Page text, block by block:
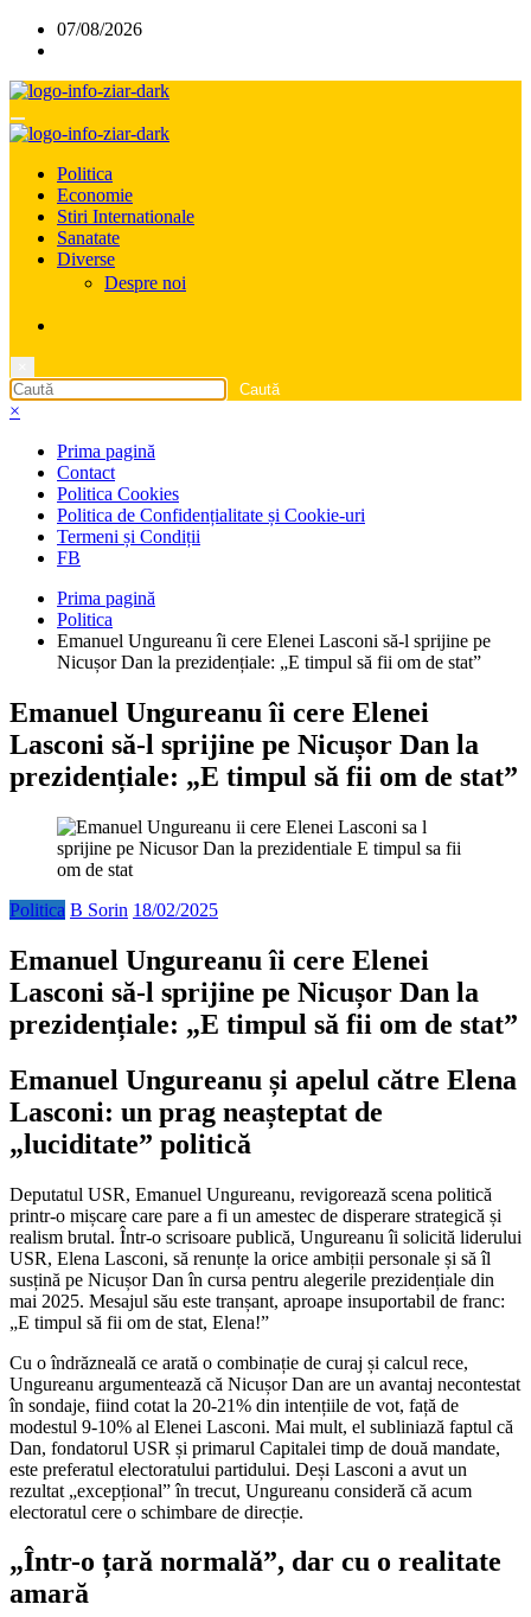
07/08/2026
Politica
Economie
Stiri Internationale
Sanatate
Diverse
Despre noi
×
Prima pagină
Contact
Politica Cookies
Politica de Confidențialitate și Cookie-uri
Termeni și Condiții
FB
Prima pagină
Politica
Emanuel Ungureanu îi cere Elenei Lasconi să-l sprijine pe
Nicușor Dan la prezidențiale: „E timpul să fii om de stat”
Emanuel Ungureanu îi cere Elenei
Lasconi să-l sprijine pe Nicușor Dan la
prezidențiale: „E timpul să fii om de stat”
Politica B Sorin 18/02/2025
Emanuel Ungureanu îi cere Elenei
Lasconi să-l sprijine pe Nicușor Dan la
prezidențiale: „E timpul să fii om de stat”
Emanuel Ungureanu și apelul către Elena
Lasconi: un prag neașteptat de
„luciditate” politică
Deputatul USR, Emanuel Ungureanu, revigorează scena politică
printr-o mișcare care pare a fi un amestec de disperare strategică și
realism brutal. Într-o scrisoare publică, Ungureanu îi solicită liderului
USR, Elena Lasconi, să renunțe la orice ambiții personale și să îl
susțină pe Nicușor Dan în cursa pentru alegerile prezidențiale din
mai 2025. Mesajul său este tranșant, aproape insuportabil de franc:
„E timpul să fii om de stat, Elena!”
Cu o îndrăzneală ce arată o combinație de curaj și calcul rece,
Ungureanu argumentează că Nicușor Dan are un avantaj necontestat
în sondaje, fiind cotat la 20-21% din intențiile de vot, față de
modestul 9-10% al Elenei Lasconi. Mai mult, el subliniază faptul că
Dan, fondatorul USR și primarul Capitalei timp de două mandate,
este preferatul electoratului partidului. Deși Lasconi a avut un
rezultat „excepțional” în trecut, Ungureanu consideră că acum
electoratul cere o schimbare de direcție.
„Într-o țară normală”, dar cu o realitate
amară